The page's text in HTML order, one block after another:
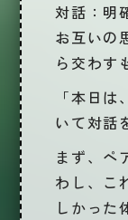
対話 ：明
お互いの
ら交わす
「本日
いて対話
まず、ペ
わし、こ
しかった